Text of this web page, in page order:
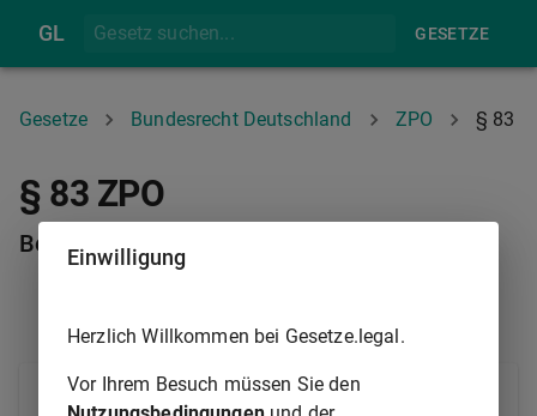
GL GESETZE
Gesetze Bundesrecht Deutschland ZPO § 83
§ 83 ZPO
Beschränkung der Prozessvollmacht
(1) Eine Beschränkung des gesetzlichen Umfanges
Einwilligung
Herzlich Willkommen bei Gesetze.legal.
Vor Ihrem Besuch müssen Sie den